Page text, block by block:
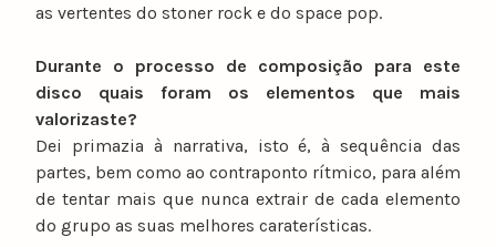
as vertentes do stoner rock e do space pop.
Durante o processo de composição para este
disco quais foram os elementos que mais
valorizaste?
Dei primazia à narrativa, isto é, à sequência das
partes, bem como ao contraponto rítmico, para além
de tentar mais que nunca extrair de cada elemento
do grupo as suas melhores caraterísticas.